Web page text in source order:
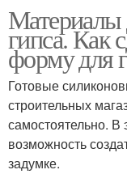
Материалы
гипса. Как
форму для
Готовые
строительных
самостоятельно. В
возможность
задумке.